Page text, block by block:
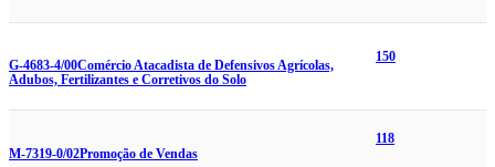
G-4683-4/00Comércio Atacadista de Defensivos Agrícolas,
Adubos, Fertilizantes e Corretivos do Solo
150
M-7319-0/02Promoção de Vendas
118